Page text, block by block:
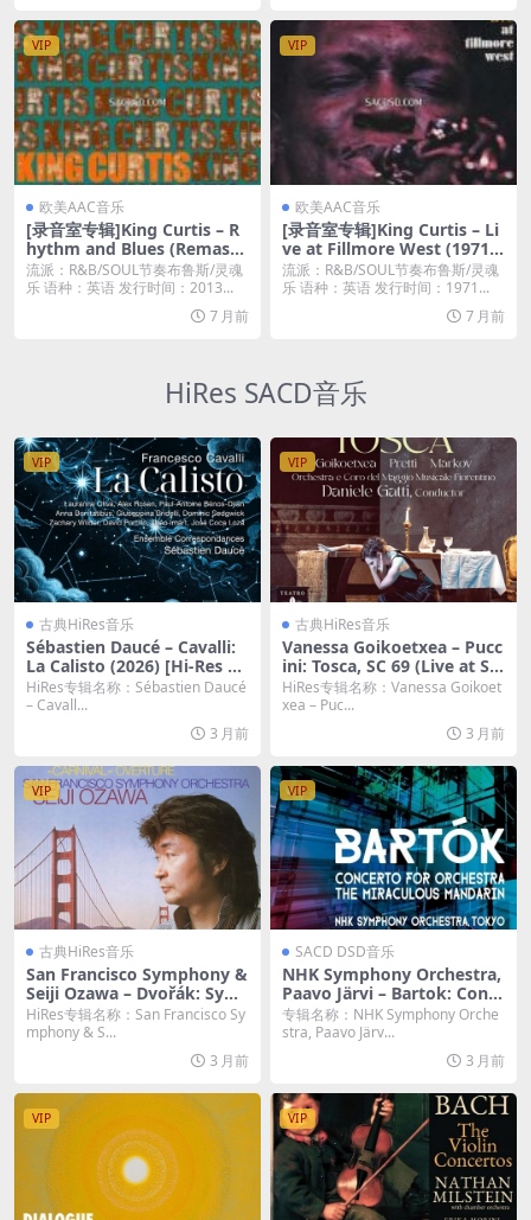
VIP
欧美AAC音乐
[录音室专辑]King Curtis – R
hythm and Blues (Remaste
red) (2013) [iTunes Plus M4
A]
流派：R&B/SOUL节奏布鲁斯/灵魂
乐 语种：英语 发行时间：2013...
7 月前
VIP
欧美AAC音乐
[录音室专辑]King Curtis – Li
ve at Fillmore West (1971)
[iTunes Plus M4A]
流派：R&B/SOUL节奏布鲁斯/灵魂
乐 语种：英语 发行时间：1971...
7 月前
HiRes SACD音乐
VIP
古典HiRes音乐
Sébastien Daucé – Cavalli:
La Calisto (2026) [Hi-Res 24
bit/48KHz FLAC]
HiRes专辑名称：Sébastien Daucé
– Cavall...
3 月前
VIP
古典HiRes音乐
Vanessa Goikoetxea – Pucc
ini: Tosca, SC 69 (Live at Sal
a grande del Teatro del Ma
ggio Musicale Fiorentino, F
lorence, 6/4/2024) (2026)
[Hi-Res 24bit/48KHz FLAC]
HiRes专辑名称：Vanessa Goikoet
xea – Puc...
3 月前
VIP
古典HiRes音乐
San Francisco Symphony &
Seiji Ozawa – Dvořák: Sym
phony No. 9 “From the Ne
w World”; Carnival Overtur
e (Remastered) (2026) [Hi-
Res 24bit/192KHz FLAC]
HiRes专辑名称：San Francisco Sy
mphony & S...
3 月前
VIP
SACD DSD音乐
NHK Symphony Orchestra,
Paavo Järvi – Bartok: Conc
erto for Orchestra / The Mi
raculous Mandarin Suite (2
专辑名称：NHK Symphony Orche
stra, Paavo Järv...
3 月前
VIP VIP